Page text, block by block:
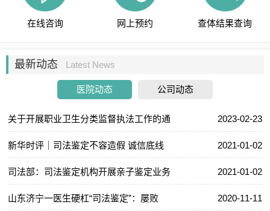
在线咨询 网上预约 查体结果查询
最新动态 Latest News
医院动态 公司动态
关于开展职业卫生分类监督执法工作的通 2023-02-23
新华时评｜司法鉴定不容造假 诚信底线 2021-01-02
司法部：司法鉴定机构开展亲子鉴定业务 2021-01-02
山东济宁一医生硬杠“司法鉴定”：屡败 2020-11-11